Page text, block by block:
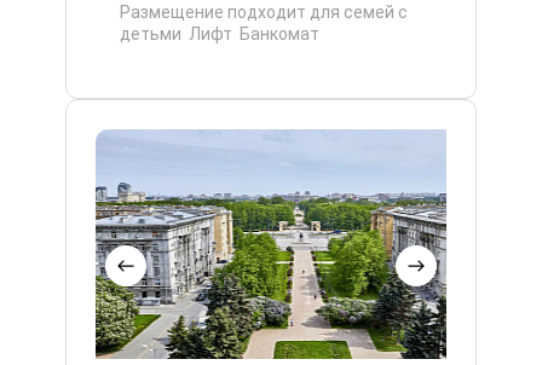
Размещение подходит для семей с
детьми Лифт Банкомат